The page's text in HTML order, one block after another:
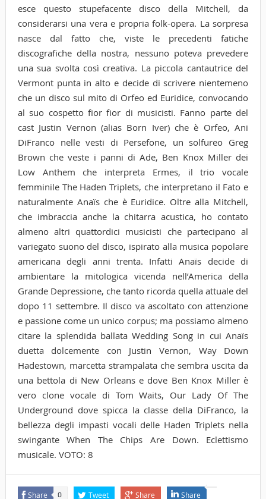
esce questo stupefacente disco della Mitchell, da
considerarsi una vera e propria folk-opera. La sorpresa
nasce dal fatto che, viste le precedenti fatiche
discografiche della nostra, nessuno poteva prevedere
una sua svolta così creativa. La piccola cantautrice del
Vermont punta in alto e decide di scrivere nientemeno
che un disco sul mito di Orfeo ed Euridice, convocando
al suo cospetto fior fior di musicisti. Fanno parte del
cast Justin Vernon (alias Born Iver) che è Orfeo, Ani
DiFranco nelle vesti di Persefone, un solfureo Greg
Brown che veste i panni di Ade, Ben Knox Miller dei
Low Anthem che interpreta Ermes, il trio vocale
femminile The Haden Triplets, che interpretano il Fato e
naturalmente Anaïs che è Euridice. Oltre alla Mitchell,
che imbraccia anche la chitarra acustica, ho contato
almeno altri quattordici musicisti che partecipano al
variegato suono del disco, ispirato alla musica popolare
americana degli anni trenta. Infatti Anaïs decide di
ambientare la mitologica vicenda nell’America della
Grande Depressione, che tanto ricorda quella attuale del
dopo 11 settembre. Il disco va ascoltato con attenzione
e passione come un unico corpus; ma possiamo almeno
citare la splendida ballata Wedding Song in cui Anaïs
duetta dolcemente con Justin Vernon, Way Down
Hadestown, marcetta strampalata che sembra uscita da
una bettola di New Orleans e dove Ben Knox Miller è
vero clone vocale di Tom Waits, Our Lady Of The
Underground dove spicca la classe della DiFranco, la
bellezza degli impasti vocali delle Haden Triplets nella
swingante When The Chips Are Down. Eclettismo
musicale. VOTO: 8
Share 0 Tweet Share Share